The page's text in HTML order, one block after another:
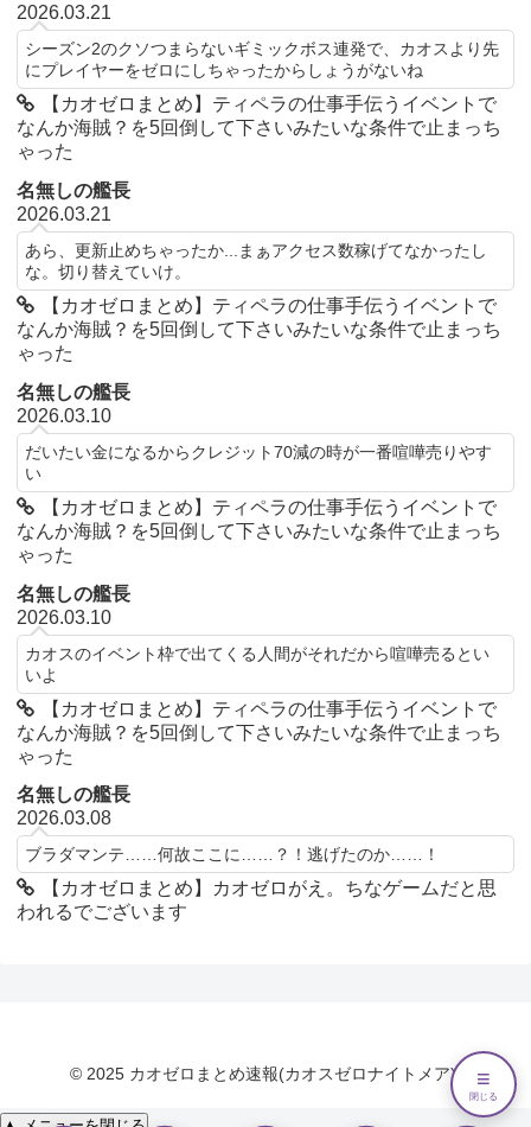
2026.03.21
シーズン2のクソつまらないギミックボス連発で、カオスより先
にプレイヤーをゼロにしちゃったからしょうがないね
【カオゼロまとめ】ティペラの仕事手伝うイベントで
なんか海賊？を5回倒して下さいみたいな条件で止まっち
ゃった
名無しの艦長
2026.03.21
あら、更新止めちゃったか...まぁアクセス数稼げてなかったし
な。切り替えていけ。
【カオゼロまとめ】ティペラの仕事手伝うイベントで
なんか海賊？を5回倒して下さいみたいな条件で止まっち
ゃった
名無しの艦長
2026.03.10
だいたい金になるからクレジット70減の時が一番喧嘩売りやす
い
【カオゼロまとめ】ティペラの仕事手伝うイベントで
なんか海賊？を5回倒して下さいみたいな条件で止まっち
ゃった
名無しの艦長
2026.03.10
カオスのイベント枠で出てくる人間がそれだから喧嘩売るとい
いよ
【カオゼロまとめ】ティペラの仕事手伝うイベントで
なんか海賊？を5回倒して下さいみたいな条件で止まっち
ゃった
名無しの艦長
2026.03.08
ブラダマンテ……何故ここに……？！逃げたのか……！
【カオゼロまとめ】カオゼロがえ。ちなゲームだと思
われるでございます
© 2025 カオゼロまとめ速報(カオスゼロナイトメア). ≡
閉じる